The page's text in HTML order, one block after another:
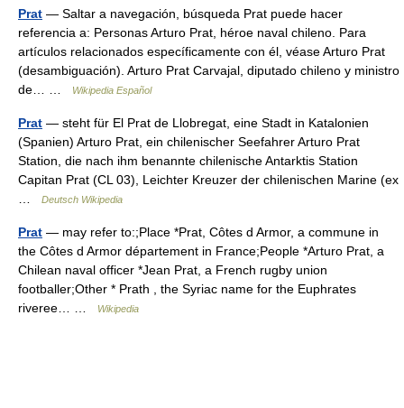
Prat — Saltar a navegación, búsqueda Prat puede hacer
referencia a: Personas Arturo Prat, héroe naval chileno. Para
artículos relacionados específicamente con él, véase Arturo Prat
(desambiguación). Arturo Prat Carvajal, diputado chileno y ministro
de… …
Wikipedia Español
Prat — steht für El Prat de Llobregat, eine Stadt in Katalonien
(Spanien) Arturo Prat, ein chilenischer Seefahrer Arturo Prat
Station, die nach ihm benannte chilenische Antarktis Station
Capitan Prat (CL 03), Leichter Kreuzer der chilenischen Marine (ex
Deutsch Wikipedia
Prat — may refer to:;Place *Prat, Côtes d Armor, a commune in
the Côtes d Armor département in France;People *Arturo Prat, a
Chilean naval officer *Jean Prat, a French rugby union
footballer;Other * Prath , the Syriac name for the Euphrates
riveree… …
Wikipedia